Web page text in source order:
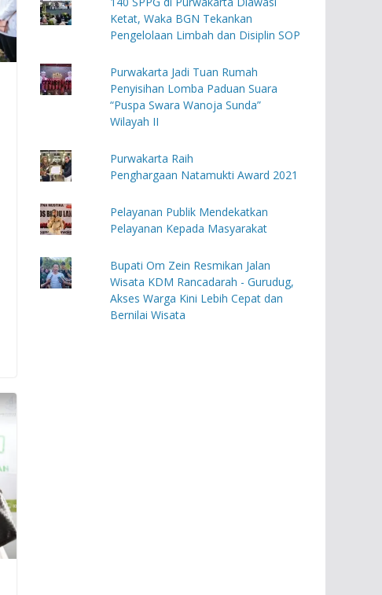
Ketat, Waka BGN Tekankan
Pengelolaan Limbah dan Disiplin SOP
Purwakarta Jadi Tuan Rumah
Penyisihan Lomba Paduan Suara
“Puspa Swara Wanoja Sunda”
Wilayah II
Purwakarta Raih
Penghargaan Natamukti Award 2021
Pelayanan Publik Mendekatkan
Pelayanan Kepada Masyarakat
Bupati Om Zein Resmikan Jalan
Wisata KDM Rancadarah - Gurudug,
Akses Warga Kini Lebih Cepat dan
Bernilai Wisata